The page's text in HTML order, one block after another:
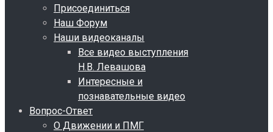
Присоединиться
Наш Форум
Наши видеоканалы
Все видео выступления
Н.В. Левашова
Интересные и
познавательные видео
Вопрос-Ответ
О Движении и ПМГ